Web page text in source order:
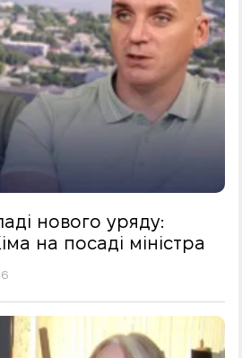
нового уряду:
на посаді міністра